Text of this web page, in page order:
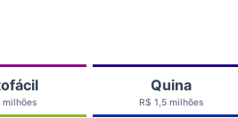
milhões
Quina
R$ 1,5 milhões